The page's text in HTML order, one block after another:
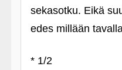
sekasotku. Eikä
edes millään
* 1/2